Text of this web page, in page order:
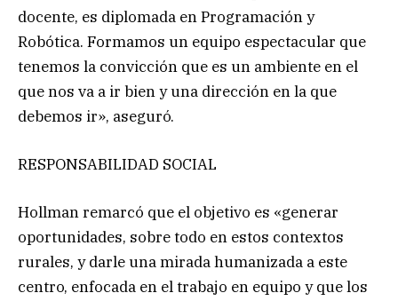
docente, es diplomada en Programación y
Robótica. Formamos un equipo espectacular que
tenemos la convicción que es un ambiente en el
que nos va a ir bien y una dirección en la que
debemos ir», aseguró.
RESPONSABILIDAD SOCIAL
Hollman remarcó que el objetivo es «generar
oportunidades, sobre todo en estos contextos
rurales, y darle una mirada humanizada a este
centro, enfocada en el trabajo en equipo y que los